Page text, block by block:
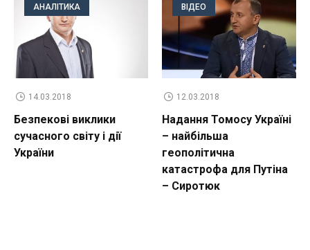
АНАЛІТИКА
14.03.2018
Безпекові виклики
сучасного світу і дії
України
ВІДЕО
12.03.2018
Надання Томосу Україні
– найбільша
геополітична
катастрофа для Путіна
– Сиротюк